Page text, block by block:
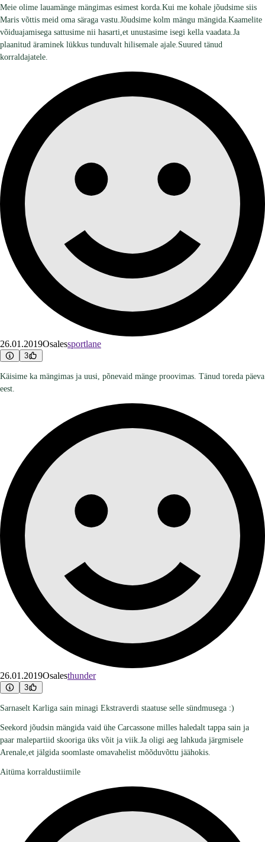
Meie olime lauamänge mängimas esimest korda.Kui me kohale jõudsime siis
Maris võttis meid oma säraga vastu.Jõudsime kolm mängu mängida.Kaamelite
võiduajamisega sattusime nii hasarti,et unustasime isegi kella vaadata.Ja
plaanitud äraminek lükkus tunduvalt hilisemale ajale.Suured tänud
korraldajatele.
26.01.2019Osalessportlane
3
Käisime ka mängimas ja uusi, põnevaid mänge proovimas. Tänud toreda päeva
eest.
26.01.2019Osalesthunder
3
Sarnaselt Karliga sain minagi Ekstraverdi staatuse selle sündmusega :)
Seekord jõudsin mängida vaid ühe Carcassone milles haledalt tappa sain ja
paar malepartiid skooriga üks võit ja viik.Ja oligi aeg lahkuda järgmisele
Arenale,et jälgida soomlaste omavahelist mõõduvõttu jäähokis.
Aitüma korraldustiimile